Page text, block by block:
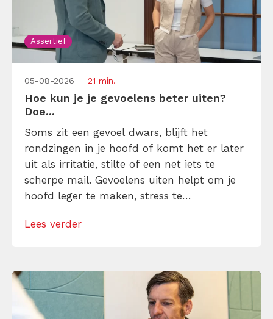
Assertief
05-08-2026 21 min.
Hoe kun je je gevoelens beter uiten?
Doe...
Soms zit een gevoel dwars, blijft het
rondzingen in je hoofd of komt het er later
uit als irritatie, stilte of een net iets te
scherpe mail. Gevoelens uiten helpt om je
hoofd leger te maken, stress te
Maar hoe doe je dat zonder drama, verwijt
Lees verder